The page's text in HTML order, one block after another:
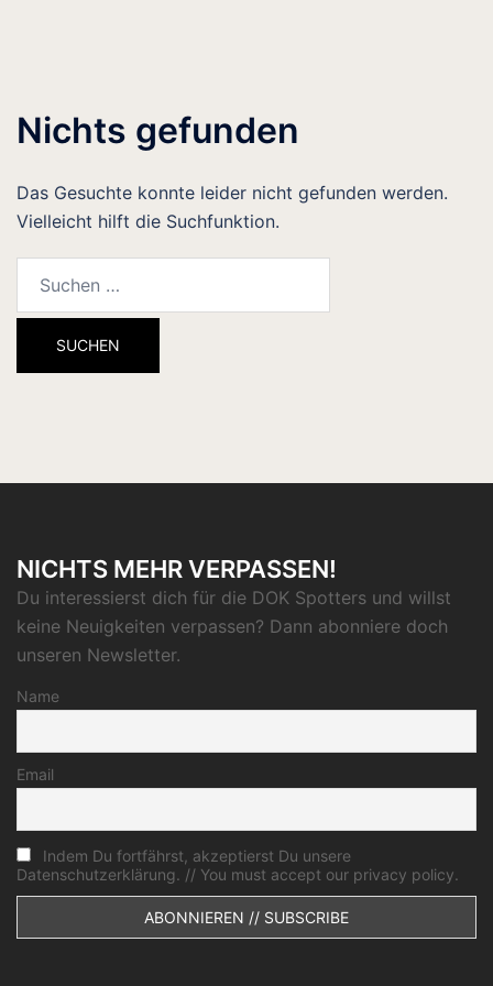
Nichts gefunden
Das Gesuchte konnte leider nicht gefunden werden.
Vielleicht hilft die Suchfunktion.
NICHTS MEHR VERPASSEN!
Du interessierst dich für die DOK Spotters und willst
keine Neuigkeiten verpassen? Dann abonniere doch
unseren Newsletter.
Name
Email
Indem Du fortfährst, akzeptierst Du unsere
Datenschutzerklärung. // You must accept our privacy policy.